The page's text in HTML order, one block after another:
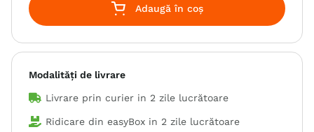
Adaugă în coș
Modalități de livrare
Livrare prin curier in 2 zile lucrătoare
Ridicare din easyBox in 2 zile lucrătoare